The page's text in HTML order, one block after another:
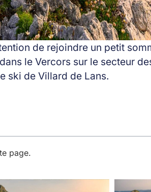
de rejoindre un petit
le Vercors sur le secteur
ski de Villard de Lans.
page.